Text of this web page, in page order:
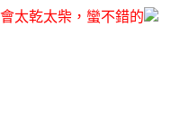
太乾太柴，蠻不錯的